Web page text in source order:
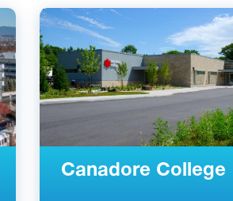
Canadore College
Английский
Норт-Бей, Канада
Государственный